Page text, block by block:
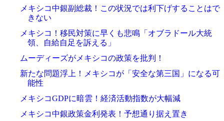
メキシコ中銀副総裁！この状況では利下げすることはで
きない
メキシコ！移民対策に早くも悲鳴「オブラドール大統
領、自給自足を訴える」
ムーディーズがメキシコの政策を批判！
新たな問題浮上！メキシコが「安全な第三国」になる可
能性
メキシコGDPに暗雲！経済活動指数が大幅減
メキシコ中銀政策金利発表！予想通り据え置き